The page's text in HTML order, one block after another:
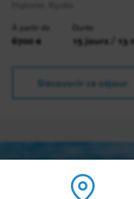
À partir de
6700 €
Durée
15 jours / 13
Découvrir ce séjour